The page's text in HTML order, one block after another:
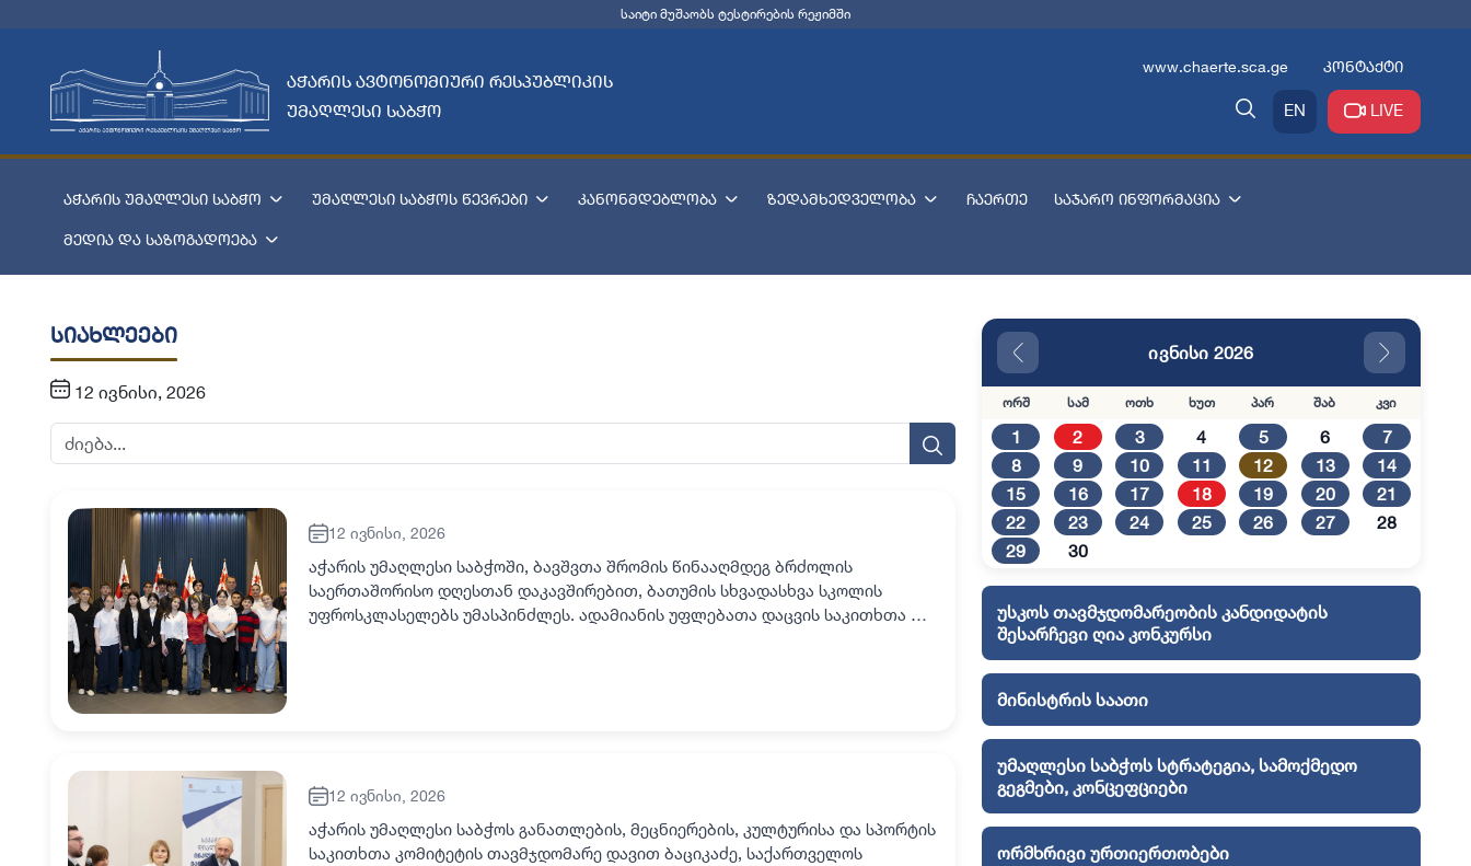
საიტი მუშაობს ტესტირების რეჟიმში
აჭარის ავტონომიური რესპუბლიკის
უმაღლესი საბჭო
www.chaerte.sca.ge კონტაქტი
EN LIVE
აჭარის უმაღლესი საბჭო უმაღლესი საბჭოს წევრები კანონმდებლობა ზედამხედველობა ჩაერთე საჯარო ინფორმაცია
მედია და საზოგადოება
სიახლეები
12 ივნისი, 2026
12 ივნისი, 2026
აჭარის უმაღლესი საბჭოში, ბავშვთა შრომის წინააღმდეგ ბრძოლის
საერთაშორისო დღესთან დაკავშირებით, ბათუმის სხვადასხვა სკოლის
უფროსკლასელებს უმასპინძლეს. ადამიანის უფლებათა დაცვის საკითხთა და
12 ივნისი, 2026
აჭარის უმაღლესი საბჭოს განათლების, მეცნიერების, კულტურისა და სპორტის
საკითხთა კომიტეტის თავმჯდომარე დავით ბაციკაძე, საქართველოს
ივნისი 2026
ორშ სამ ოთხ ხუთ პარ შაბ კვი
1 2 3 4 5 6
7
8
9 10 11 12 13
14
15
16 17 18 19 20
21
22
23 24 25 26 27
28
29
30
უსკოს თავმჯდომარეობის კანდიდატის
შესარჩევი ღია კონკურსი
მინისტრის საათი
უმაღლესი საბჭოს სტრატეგია, სამოქმედო
გეგმები, კონცეფციები
ორმხრივი ურთიერთობები